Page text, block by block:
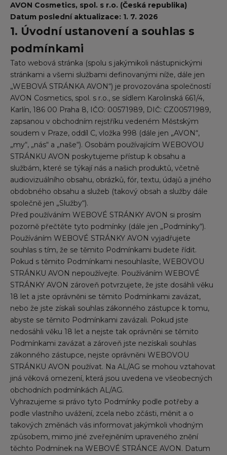
AVON Cosmetics, spol. s r.o. (Česká republika)
Datum poslední aktualizace: 1. 7. 2026
1. Úvodní ustanovení a souhlas s
podmínkami
Tato webová stránka (spolu s jakýmikoli nástupnickými
stránkami a všemi službami definovanými níže, dále jen
„WEBOVÁ STRÁNKA AVON“) je provozována společností
AVON Cosmetics, spol. s r.o., se sídlem Karolinská 661/4,
Karlín, 186 00 Praha 8, IČO: 00571989, DIČ: CZ00571989,
zapsanou v obchodním rejstříku vedeném Městským
soudem v Praze, oddíl C, vložka 998 (dále jen „AVON“,
„my“, „nás“ a „naše“). Osobám používajícím WEBOVOU
STRÁNKU AVON poskytujeme přístup k obsahu a
službám, které se týkají nás a našich produktů, včetně
audiovizuálního obsahu, obrázků, fór, textu, údajů a jiného
obdobného obsahu a služeb (takový obsah a služby dále
společně jen „Služby“).
Před používáním WEBOVÉ STRÁNKY AVON si prosím
pozorně přečtěte tyto podmínky (dále jen „Podmínky“).
Používáním WEBOVÉ STRÁNKY AVON vyjadřujete
souhlas s tím, že se těmito Podmínkami budete řídit.
Pokud s těmito Podmínkami nesouhlasíte, WEBOVOU
STRÁNKU AVON nepoužívejte. Používáním WEBOVÉ
STRÁNKY AVON zároveň potvrzujete, že jste dosáhli věku
18 let a jste oprávněni se těmito Podmínkami zavázat,
nebo že jste získali souhlas zákonného zástupce k tomu,
abyste se těmito Podmínkami zavázali. Pokud jste
nedosáhli věku 18 let a nejste tak oprávněni se těmito
Podmínkami zavázat a zároveň jste nezískali souhlas
zákonného zástupce, nejste oprávněni WEBOVOU
STRÁNKU AVON používat. Na AL/AG se mohou vztahovat
jiná věková omezení, která jsou uvedena ve všeobecných
obchodních podmínkách AL/AG.
Vyhrazujeme si právo tyto Podmínky podle potřeby a
podle vlastního uvážení, zcela nebo zčásti, měnit a o
takových změnách vás informovat jakýmkoli vhodným
způsobem, mimo jiné zveřejněním upraveného znění
těchto Podmínek na WEBOVÉ STRÁNCE AVON. Datum